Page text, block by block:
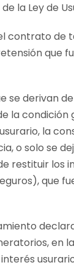
la Ley de
contrato de
que
se derivan
la condición
la
o solo se
restituir los
que
en